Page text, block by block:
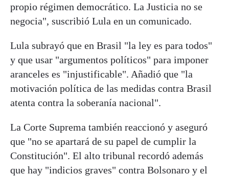
propio régimen democrático. La Justicia no se
negocia", suscribió Lula en un comunicado.
Lula subrayó que en Brasil "la ley es para todos"
y que usar "argumentos políticos" para imponer
aranceles es "injustificable". Añadió que "la
motivación política de las medidas contra Brasil
atenta contra la soberanía nacional".
La Corte Suprema también reaccionó y aseguró
que "no se apartará de su papel de cumplir la
Constitución". El alto tribunal recordó además
que hay "indicios graves" contra Bolsonaro y el